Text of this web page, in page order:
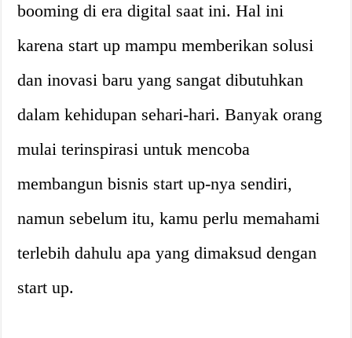
booming di era digital saat ini. Hal ini
karena start up mampu memberikan solusi
dan inovasi baru yang sangat dibutuhkan
dalam kehidupan sehari-hari. Banyak orang
mulai terinspirasi untuk mencoba
membangun bisnis start up-nya sendiri,
namun sebelum itu, kamu perlu memahami
terlebih dahulu apa yang dimaksud dengan
start up.